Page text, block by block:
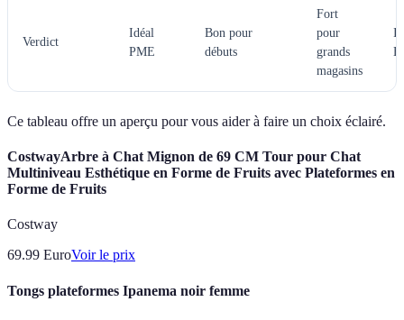
Verdict
Idéal
PME
Bon pour
débuts
Fort
pour
grands
magasins
Ce tableau offre un aperçu pour vous aider à faire un choix éclairé.
CostwayArbre à Chat Mignon de 69 CM Tour pour Chat
Multiniveau Esthétique en Forme de Fruits avec Plateformes en
Forme de Fruits
Costway
69.99 EuroVoir le prix
Tongs plateformes Ipanema noir femme